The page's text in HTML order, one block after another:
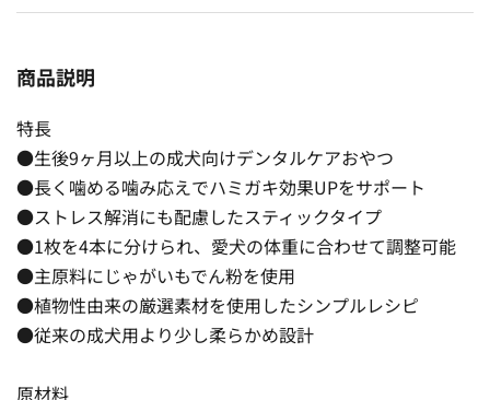
商品説明
特長
●生後9ヶ月以上の成犬向けデンタルケアおやつ
●長く噛める噛み応えでハミガキ効果UPをサポート
●ストレス解消にも配慮したスティックタイプ
●1枚を4本に分けられ、愛犬の体重に合わせて調整可能
●主原料にじゃがいもでん粉を使用
●植物性由来の厳選素材を使用したシンプルレシピ
●従来の成犬用より少し柔らかめ設計
原材料